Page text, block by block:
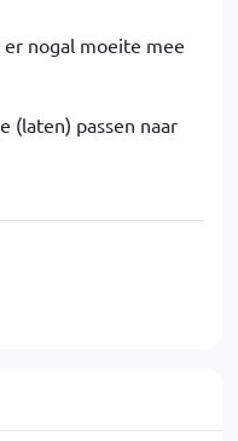
er nogal moeite mee
(laten) passen naar